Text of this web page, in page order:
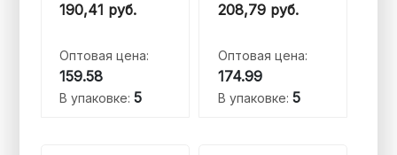
190,41 руб.
Оптовая цена:
159.58
В упаковке:5
208,79 руб.
Оптовая цена:
174.99
В упаковке: 5